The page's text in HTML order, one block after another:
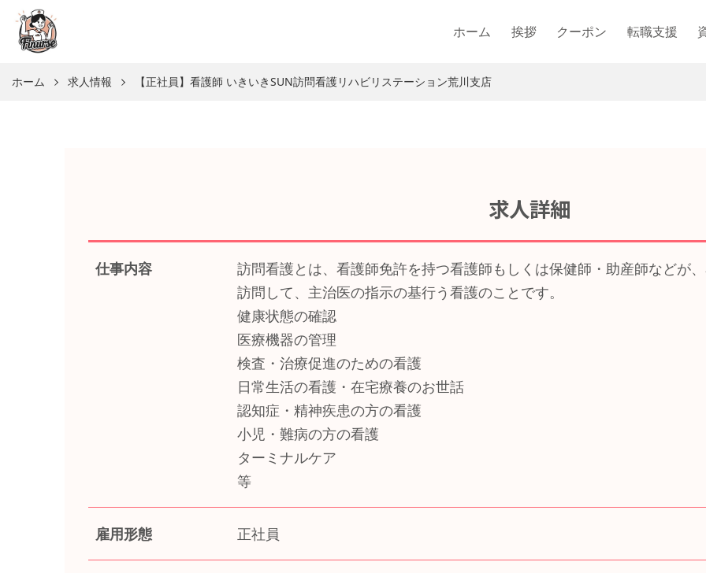
ホーム 挨拶 クーポン 転職支援
ホーム 求人情報 【正社員】看護師 いきいきSUN訪問看護リハビリステーション荒川支店
求人詳細
仕事内容
訪問看護とは、看護師免許を持つ看護師もしくは保健師・助産師などが
訪問して、主治医の指示の基行う看護のことです。
健康状態の確認
医療機器の管理
検査・治療促進のための看護
日常生活の看護・在宅療養のお世話
認知症・精神疾患の方の看護
小児・難病の方の看護
ターミナルケア
等
雇用形態 正社員